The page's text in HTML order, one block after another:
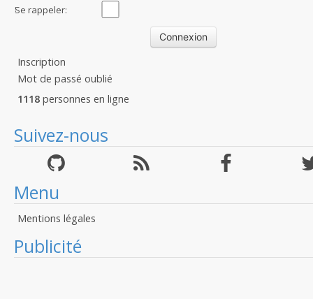
:Se rappeler:
Inscription
Mot de passé oublié
1118 personnes en ligne
Suivez-nous
Menu
Mentions légales
Publicité